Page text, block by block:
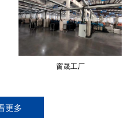
窗晟工厂
更多